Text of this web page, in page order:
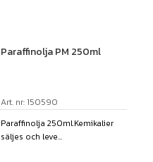
Paraffinolja PM 250ml
Art. nr: 150590
Paraffinolja 250ml.Kemikalier
säljes och leve...